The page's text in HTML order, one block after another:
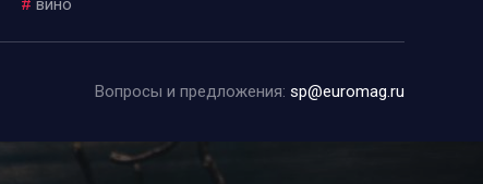
# вино
Вопросы и предложения: sp@euromag.ru